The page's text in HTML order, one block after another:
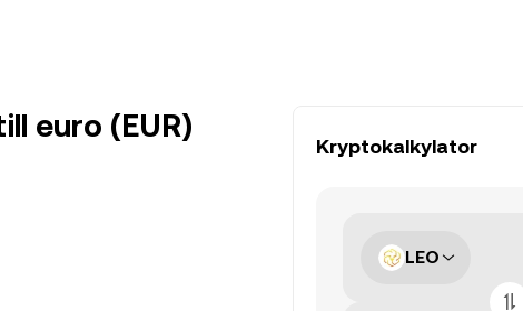
euro (EUR)
Kryptokalkylator
LEO